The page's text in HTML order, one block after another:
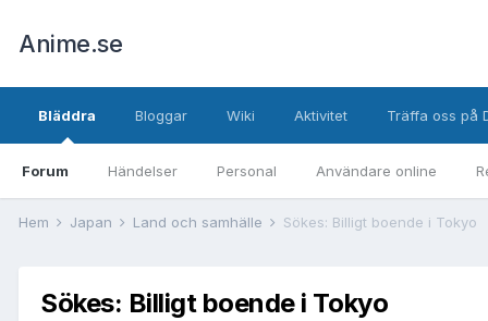
Anime.se
Bläddra
Forum Händelser Personal Användare online
Bloggar Wiki Aktivitet Träffa oss på
Hem Japan Land och samhälle Sökes: Billigt boende i Tokyo
Sökes: Billigt boende i Tokyo